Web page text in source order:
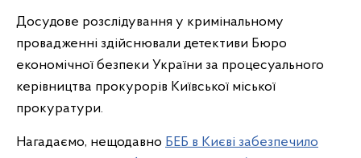
Досудове розслідування у кримінальному
провадженні здійснювали детективи Бюро
економічної безпеки України за процесуального
керівництва прокурорів Київської міської
прокуратури.
Нагадаємо, нещодавно БЕБ в Києві забезпечило